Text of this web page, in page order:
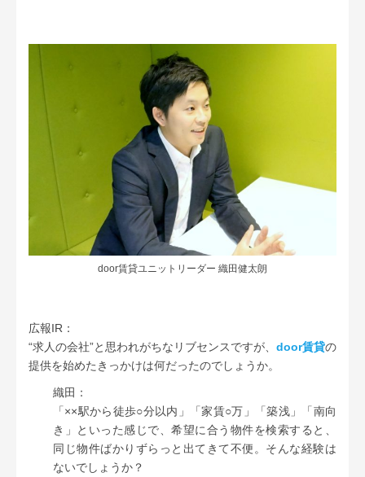
door賃貸ユニットリーダー 織田健太朗
広報IR：
“求人の会社”と思われがちなリブセンスですが、 door賃貸の
提供を始めたきっかけは何だったのでしょうか。
織田：
「××駅から徒歩○分以内」「家賃○万」「築浅」「南向
き」といった感じで、希望に合う物件を検索すると、
同じ物件ばかりずらっと出てきて不便。そんな経験は
ないでしょうか？